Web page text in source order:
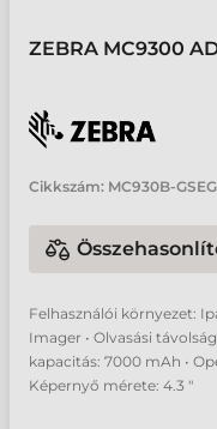
ZEBRA MC9300
Cikkszám: MC930B-
Felhasználói környezet:
Imager • Olvasási
kapacitás: 7000 mAh •
Képernyő mérete: 4.3 "